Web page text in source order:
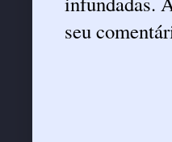
seu